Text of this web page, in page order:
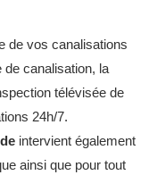
de vos canalisations
de canalisation, la
télévisée de
24h/7.
intervient également
ainsi que pour tout